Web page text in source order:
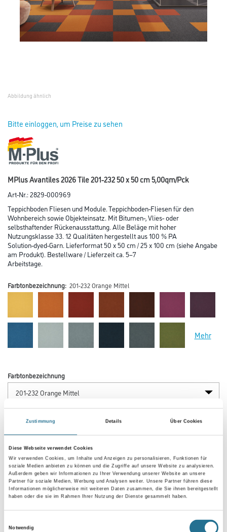
Zustimmung Details Über Cookies
Diese Webseite verwendet Cookies
Wir verwenden Cookies, um Inhalte und Anzeigen zu personalisieren, Funktionen für
soziale Medien anbieten zu können und die Zugriffe auf unsere Website zu analysieren.
Außerdem geben wir Informationen zu Ihrer Verwendung unserer Website an unsere
Partner für soziale Medien, Werbung und Analysen weiter. Unsere Partner führen diese
Informationen möglicherweise mit weiteren Daten zusammen, die Sie ihnen bereitgestellt
haben oder die sie im Rahmen Ihrer Nutzung der Dienste gesammelt haben.
Notwendig
Abbildung ähnlich
Bitte einloggen, um Preise zu sehen
MPlus Avantiles 2026 Tile 201-232 50 x 50 cm 5,00qm/Pck
Art-Nr.:2829-000969
Teppichboden Fliesen und Module. Teppichboden-Fliesen für den
Wohnbereich sowie Objekteinsatz. Mit Bitumen-, Vlies- oder
selbsthaftender Rückenausstattung. Alle Beläge mit hoher
Nutzungsklasse 33. 12 Qualitäten hergestellt aus 100 % PA
Solution-dyed-Garn. Lieferformat 50 x 50 cm / 25 x 100 cm (siehe Angabe
am Produkt). Bestellware / Lieferzeit ca. 5–7
Arbeitstage.
Farbtonbezeichnung: 201-232 Orange Mittel
Mehr
Farbtonbezeichnung
Länge in centimeter
Breite in centimeter